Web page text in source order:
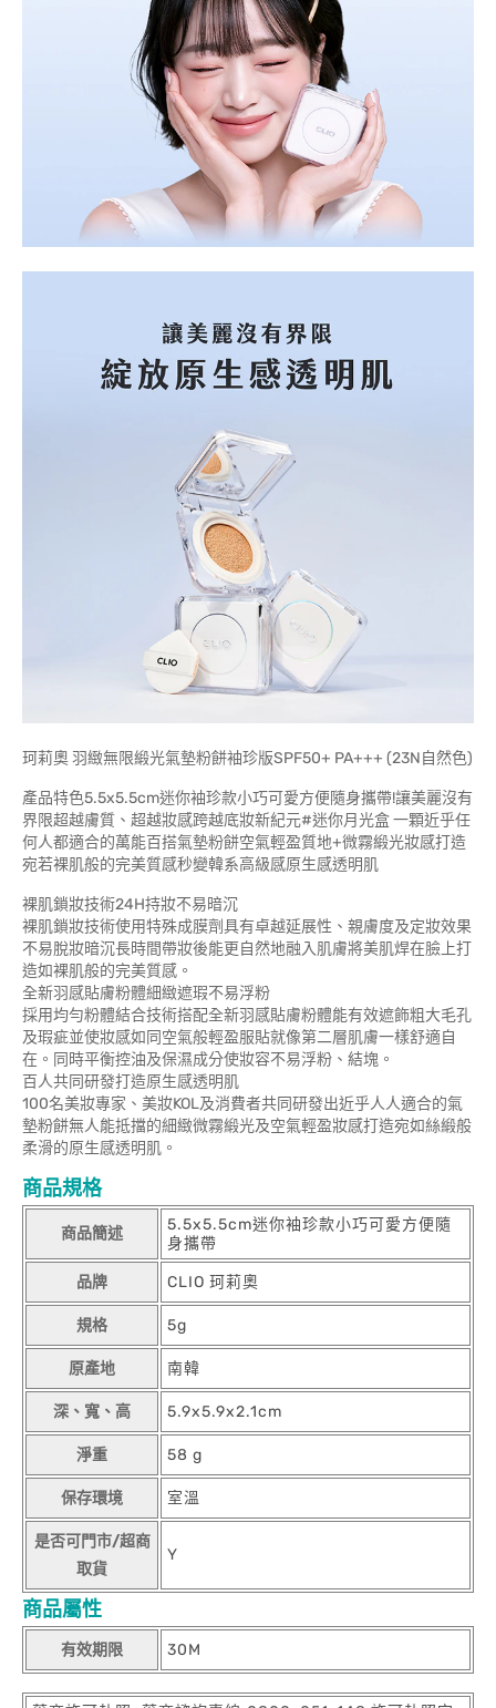
珂莉奧 羽緻無限緞光氣墊粉餅袖珍版SPF50+ PA+++ (23N自然色)
產品特色5.5x5.5cm迷你袖珍款小巧可愛方便隨身攜帶!讓美麗沒有
界限超越膚質、超越妝感跨越底妝新紀元#迷你月光盒 一顆近乎任
何人都適合的萬能百搭氣墊粉餅空氣輕盈質地+微霧緞光妝感打造
宛若裸肌般的完美質感秒變韓系高級感原生感透明肌
裸肌鎖妝技術24H持妝不易暗沉
裸肌鎖妝技術使用特殊成膜劑具有卓越延展性、親膚度及定妝效果
不易脫妝暗沉長時間帶妝後能更自然地融入肌膚將美肌焊在臉上打
造如裸肌般的完美質感。
全新羽感貼膚粉體細緻遮瑕不易浮粉
採用均勻粉體結合技術搭配全新羽感貼膚粉體能有效遮飾粗大毛孔
及瑕疵並使妝感如同空氣般輕盈服貼就像第二層肌膚一樣舒適自
在。同時平衡控油及保濕成分使妝容不易浮粉、結塊。
百人共同研發打造原生感透明肌
100名美妝專家、美妝KOL及消費者共同研發出近乎人人適合的氣
墊粉餅無人能抵擋的細緻微霧緞光及空氣輕盈妝感打造宛如絲緞般
柔滑的原生感透明肌。
商品規格
商品簡述
5.5x5.5cm迷你袖珍款小巧可愛方便隨
身攜帶
品牌 CLIO 珂莉奧
規格 5g
原產地 南韓
深、寬、高 5.9x5.9x2.1cm
淨重 58 g
保存環境 室溫
是否可門市/超商
取貨
Y
商品屬性
有效期限 30M